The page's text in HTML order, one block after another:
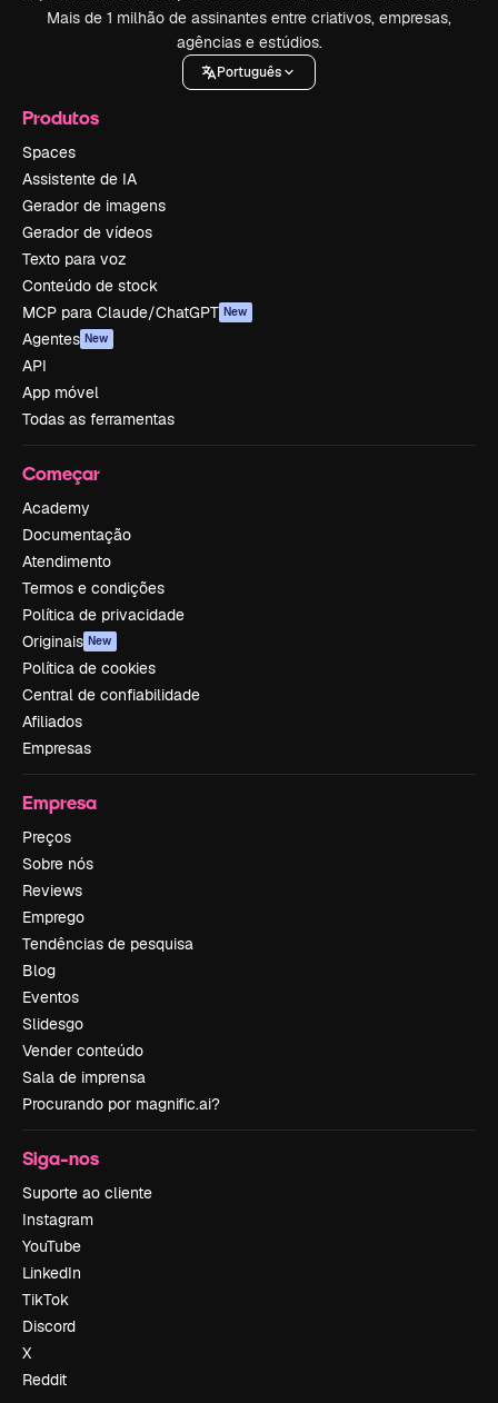
Mais de 1 milhão de assinantes entre criativos, empresas,
agências e estúdios.
Português
Produtos
Spaces
Assistente de IA
Gerador de imagens
Gerador de vídeos
Texto para voz
Conteúdo de stock
MCP para Claude/ChatGPT New
Agentes New
API
App móvel
Todas as ferramentas
Começar
Academy
Documentação
Atendimento
Termos e condições
Política de privacidade
Originais New
Política de cookies
Central de confiabilidade
Afiliados
Empresas
Empresa
Preços
Sobre nós
Reviews
Emprego
Tendências de pesquisa
Blog
Eventos
Slidesgo
Vender conteúdo
Sala de imprensa
Procurando por magnific.ai?
Siga-nos
Suporte ao cliente
Instagram
YouTube
LinkedIn
TikTok
Discord
X
Reddit